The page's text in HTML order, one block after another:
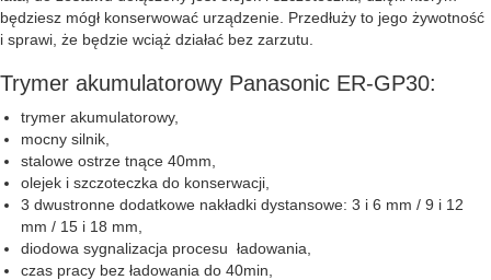
będziesz mógł konserwować urządzenie. Przedłuży to jego żywotność
i sprawi, że będzie wciąż działać bez zarzutu.
Trymer akumulatorowy Panasonic ER-GP30:
trymer akumulatorowy,
mocny silnik,
stalowe ostrze tnące 40mm,
olejek i szczoteczka do konserwacji,
3 dwustronne dodatkowe nakładki dystansowe: 3 i 6 mm / 9 i 12
mm / 15 i 18 mm,
diodowa sygnalizacja procesu ładowania,
czas pracy bez ładowania do 40min,